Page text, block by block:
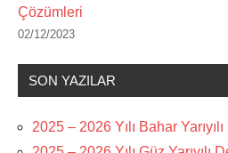
Çözümleri
02/12/2023
SON YAZILAR
2025 – 2026 Yılı Bahar